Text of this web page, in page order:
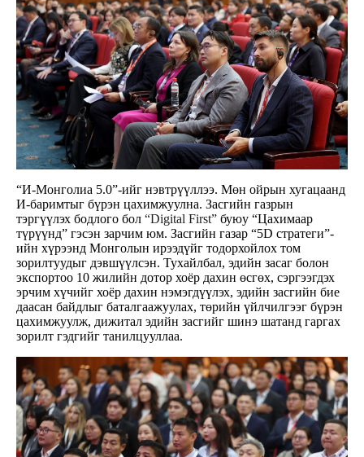
“И-Монголиа 5.0”-ийг нэвтрүүллээ. Мөн ойрын хугацаанд
И-баримтыг бүрэн цахимжуулна. Засгийн газрын
тэргүүлэх бодлого бол “Digital First” буюу “Цахимаар
түрүүнд” гэсэн зарчим юм. Засгийн газар “5D стратеги”-
ийн хүрээнд Монголын ирээдүйг тодорхойлох том
зорилтуудыг дэвшүүлсэн. Тухайлбал, эдийн засаг болон
экспортоо 10 жилийн дотор хоёр дахин өсгөх, сэргээгдэх
эрчим хүчийг хоёр дахин нэмэгдүүлэх, эдийн засгийн бие
даасан байдлыг баталгаажуулах, төрийн үйлчилгээг бүрэн
цахимжуулж, дижитал эдийн засгийг шинэ шатанд гаргах
зорилт гэдгийг танилцууллаа.